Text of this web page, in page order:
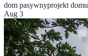
dom pasywnyprojekt domu
Aug 3